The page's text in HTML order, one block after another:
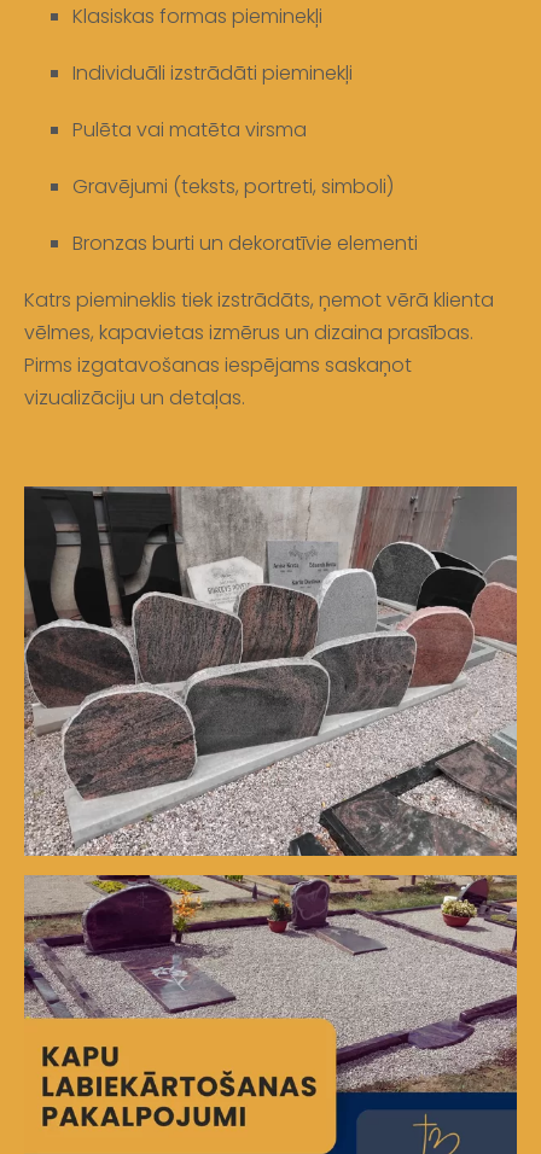
Klasiskas formas pieminekļi
Individuāli izstrādāti pieminekļi
Pulēta vai matēta virsma
Gravējumi (teksts, portreti, simboli)
Bronzas burti un dekoratīvie elementi
Katrs piemineklis tiek izstrādāts, ņemot vērā klienta
vēlmes, kapavietas izmērus un dizaina prasības.
Pirms izgatavošanas iespējams saskaņot
vizualizāciju un detaļas.